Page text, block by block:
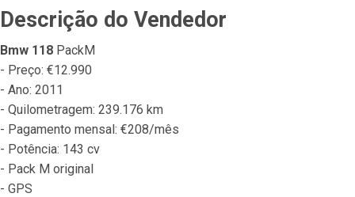
Descrição do Vendedor
Bmw 118 PackM
- Preço: €12.990
- Ano: 2011
- Quilometragem: 239.176 km
- Pagamento mensal: €208/mês
- Potência: 143 cv
- Pack M original
- GPS